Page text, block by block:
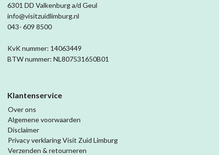
6301 DD Valkenburg a/d Geul
info@visitzuidlimburg.nl
043- 609 8500
KvK nummer: 14063449
BTW nummer: NL807531650B01
Klantenservice
Over ons
Algemene voorwaarden
Disclaimer
Privacy verklaring Visit Zuid Limburg
Verzenden & retourneren